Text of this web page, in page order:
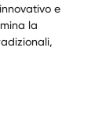
e
la